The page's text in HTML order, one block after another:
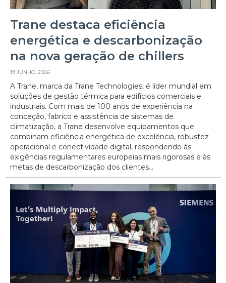
Trane destaca eficiência
energética e descarbonização
na nova geração de chillers
19 JUNHO, 2026
A Trane, marca da Trane Technologies, é líder mundial em
soluções de gestão térmica para edifícios comerciais e
industriais. Com mais de 100 anos de experiência na
conceção, fabrico e assistência de sistemas de
climatização, a Trane desenvolve equipamentos que
combinam eficiência energética de excelência, robustez
operacional e conectividade digital, respondendo às
exigências regulamentares europeias mais rigorosas e às
metas de descarbonização dos clientes...